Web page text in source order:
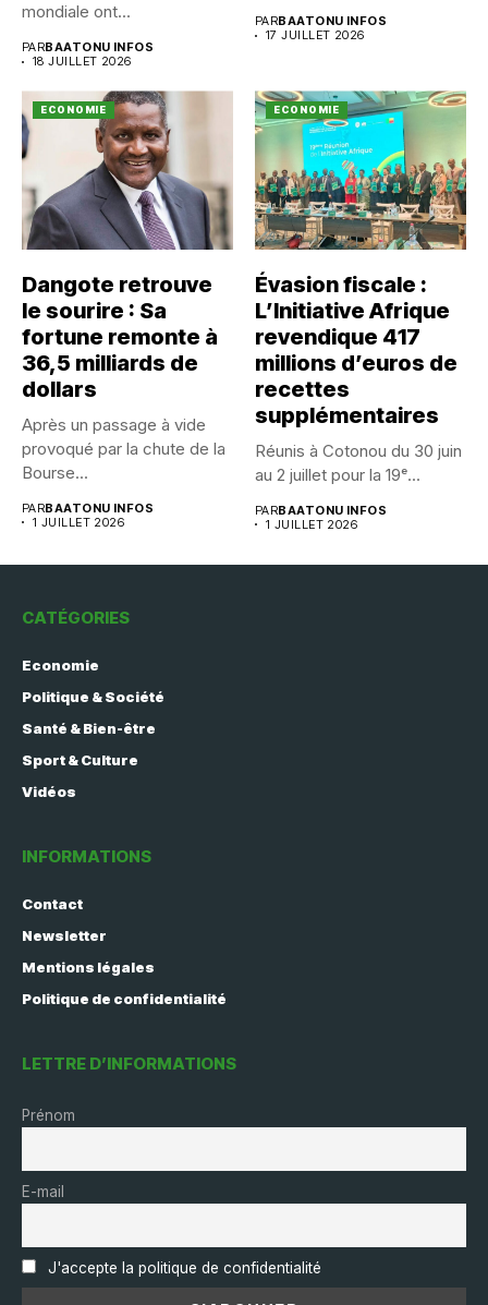
mondiale ont...
PARBAATONU INFOS
18 JUILLET 2026
PARBAATONU INFOS
17 JUILLET 2026
ECONOMIE
Dangote retrouve
le sourire : Sa
fortune remonte à
36,5 milliards de
dollars
Après un passage à vide
provoqué par la chute de la
Bourse...
PARBAATONU INFOS
1 JUILLET 2026
ECONOMIE
Évasion fiscale :
L’Initiative Afrique
revendique 417
millions d’euros de
recettes
supplémentaires
Réunis à Cotonou du 30 juin
au 2 juillet pour la 19ᵉ...
PARBAATONU INFOS
1 JUILLET 2026
CATÉGORIES
Economie
Politique & Société
Santé & Bien-être
Sport & Culture
Vidéos
INFORMATIONS
Contact
Newsletter
Mentions légales
Politique de confidentialité
LETTRE D’INFORMATIONS
Prénom
E-mail
J'accepte la politique de confidentialité